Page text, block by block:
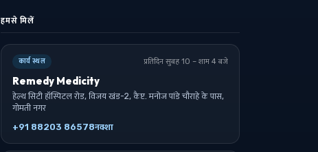
हमसे मिलें
कार्य स्थल प्रतिदिन सुबह 10 – शाम 4 बजे
Remedy Medicity
हेल्थ सिटी हॉस्पिटल रोड, विजय खंड-2, कैप्ट. मनोज पांडे चौराहे के पास,
गोमती नगर
+91 88203 86578नक्शा